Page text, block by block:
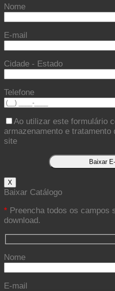
Nome
E-mail
Cidade - Estado
Telefone
Ao utilizar este formulário
armazenamento e
site
X
Baixar Catálogo
* Preencha todos os campos
download.
Nome
E-mail